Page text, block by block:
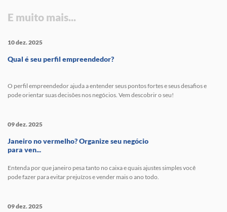
E muito mais...
10 dez. 2025
Qual é seu perfil empreendedor?
O perfil empreendedor ajuda a entender seus pontos fortes e seus desafios e
pode orientar suas decisões nos negócios. Vem descobrir o seu!
09 dez. 2025
Janeiro no vermelho? Organize seu negócio
para ven...
Entenda por que janeiro pesa tanto no caixa e quais ajustes simples você
pode fazer para evitar prejuízos e vender mais o ano todo.
09 dez. 2025